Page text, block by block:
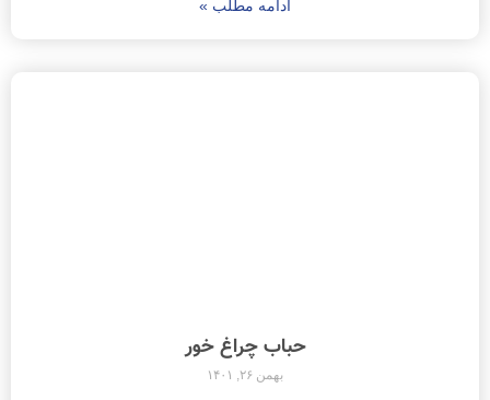
ادامه مطلب »
حباب چراغ خور
بهمن ۲۶, ۱۴۰۱